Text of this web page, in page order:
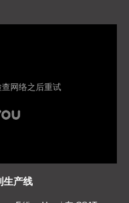
生产线